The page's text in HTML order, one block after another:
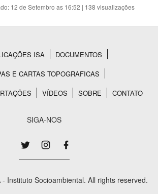
12 de Setembro as 16:52 | 138 visualizações
ISA
DOCUMENTOS
E CARTAS TOPOGRAFICAS
VÍDEOS SOBRE CONTATO
SIGA-NOS
Instituto Socioambiental. All rights reserved.